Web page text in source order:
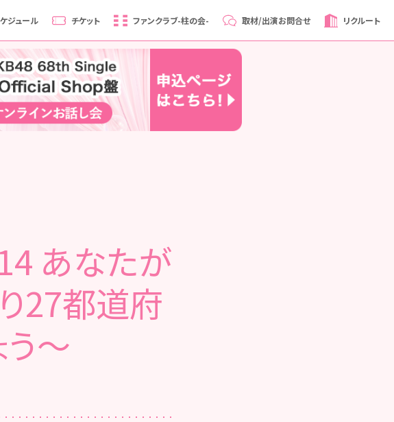
ジュール チケット ファンクラブ-柱の会- 取材/出演お問合せ リクルート
あなたが
27都道府
～